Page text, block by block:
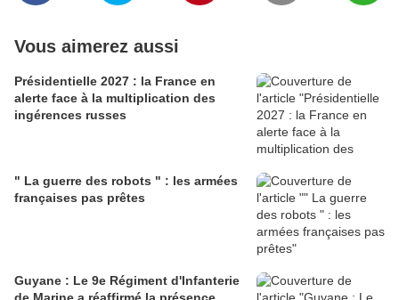
Vous aimerez aussi
Présidentielle 2027 : la France en
alerte face à la multiplication des
ingérences russes
" La guerre des robots " : les armées
françaises pas prêtes
Guyane : Le 9e Régiment d'Infanterie